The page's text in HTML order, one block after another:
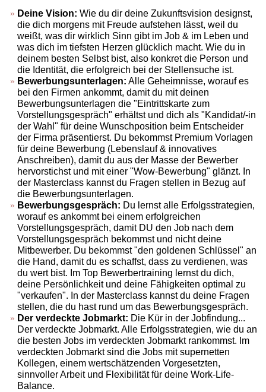
Deine Vision: Wie du dir deine Zukunftsvision designst,
die dich morgens mit Freude aufstehen lässt, weil du
weißt, was dir wirklich Sinn gibt im Job & im Leben und
was dich im tiefsten Herzen glücklich macht. Wie du in
deinem besten Selbst bist, also konkret die Person und
die Identität, die erfolgreich bei der Stellensuche ist.
Bewerbungsunterlagen: Alle Geheimnisse, worauf es
bei den Firmen ankommt, damit du mit deinen
Bewerbungsunterlagen die "Eintrittskarte zum
Vorstellungsgespräch" erhältst und dich als "Kandidat/-in
der Wahl" für deine Wunschposition beim Entscheider
der Firma präsentierst. Du bekommst Premium Vorlagen
für deine Bewerbung (Lebenslauf & innovatives
Anschreiben), damit du aus der Masse der Bewerber
hervorstichst und mit einer "Wow-Bewerbung" glänzt. In
der Masterclass kannst du Fragen stellen in Bezug auf
die Bewerbungsunterlagen.
Bewerbungsgespräch: Du lernst alle Erfolgsstrategien,
worauf es ankommt bei einem erfolgreichen
Vorstellungsgespräch, damit DU den Job nach dem
Vorstellungsgespräch bekommst und nicht deine
Mitbewerber. Du bekommst "den goldenen Schlüssel" an
die Hand, damit du es schaffst, dass zu verdienen, was
du wert bist. Im Top Bewerbertraining lernst du dich,
deine Persönlichkeit und deine Fähigkeiten optimal zu
"verkaufen". In der Masterclass kannst du deine Fragen
stellen, die du hast rund um das Bewerbungsgespräch.
Der verdeckte Jobmarkt: Die Kür in der Jobfindung...
Der verdeckte Jobmarkt. Alle Erfolgsstrategien, wie du an
die besten Jobs im verdeckten Jobmarkt rankommst. Im
verdeckten Jobmarkt sind die Jobs mit supernetten
Kollegen, einem wertschätzenden Vorgesetzten,
sinnvoller Arbeit und Flexibilität für deine Work-Life-
Balance.